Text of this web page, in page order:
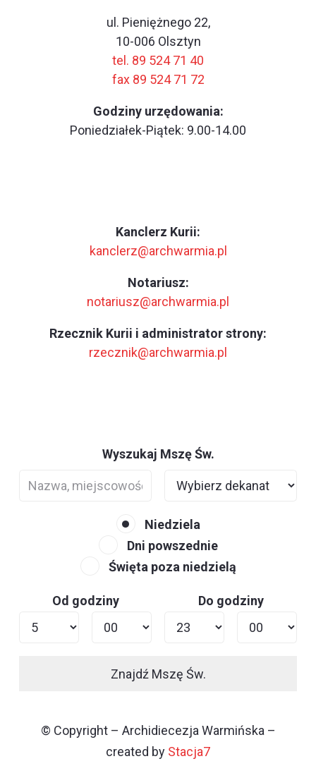
ul. Pieniężnego 22,
10-006 Olsztyn
tel. 89 524 71 40
fax 89 524 71 72
Godziny urzędowania:
Poniedziałek-Piątek: 9.00-14.00
Kanclerz Kurii:
kanclerz@archwarmia.pl
Notariusz:
notariusz@archwarmia.pl
Rzecznik Kurii i administrator strony:
rzecznik@archwarmia.pl
Wyszukaj Mszę Św.
Niedziela
Dni powszednie
Święta poza niedzielą
Od godziny Do godziny
Znajdź Mszę Św.
© Copyright – Archidiecezja Warmińska –
created by Stacja7